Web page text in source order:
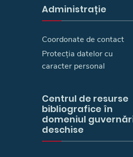
Administrație
Coordonate de contact
Protecția datelor cu
caracter personal
Centrul de resurse
bibliografice în
domeniul
deschise